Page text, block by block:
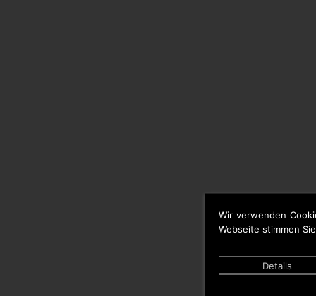
Wir verwenden
Webseite stimmen
Details